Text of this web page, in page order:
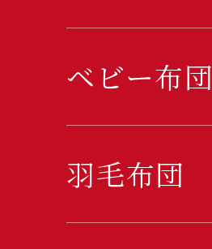
ベビー布団
羽毛布団